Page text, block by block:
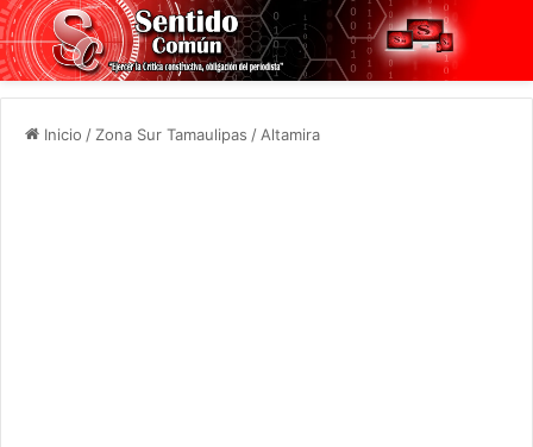
Inicio / Zona Sur Tamaulipas / Altamira